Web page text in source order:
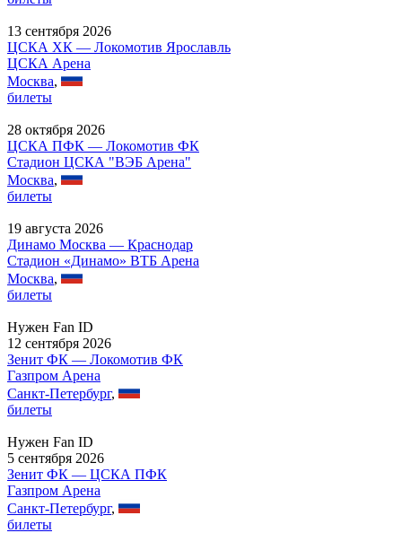
13 сентября 2026
ЦСКА ХК — Локомотив Ярославль
ЦСКА Арена
Москва,
билеты
28 октября 2026
ЦСКА ПФК — Локомотив ФК
Стадион ЦСКА "ВЭБ Арена"
Москва,
билеты
19 августа 2026
Динамо Москва — Краснодар
Стадион «Динамо» ВТБ Арена
Москва,
билеты
Нужен Fan ID
12 сентября 2026
Зенит ФК — Локомотив ФК
Газпром Арена
Санкт-Петербург,
билеты
Нужен Fan ID
5 сентября 2026
Зенит ФК — ЦСКА ПФК
Газпром Арена
Санкт-Петербург,
билеты